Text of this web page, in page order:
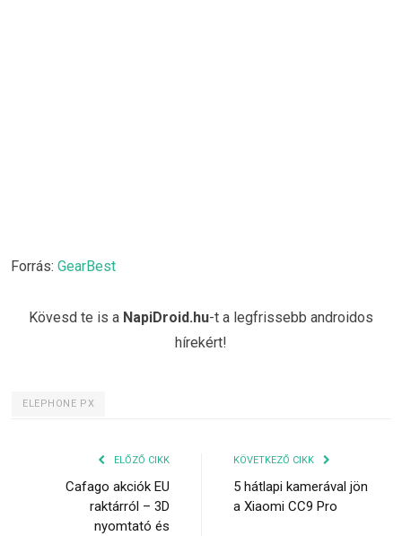
Forrás: GearBest
Kövesd te is a NapiDroid.hu-t a legfrissebb androidos
hírekért!
ELEPHONE PX
ELŐZŐ CIKK
Cafago akciók EU
raktárról – 3D
nyomtató és
KÖVETKEZŐ CIKK
5 hátlapi kamerával jön
a Xiaomi CC9 Pro